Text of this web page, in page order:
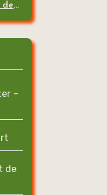
–
de